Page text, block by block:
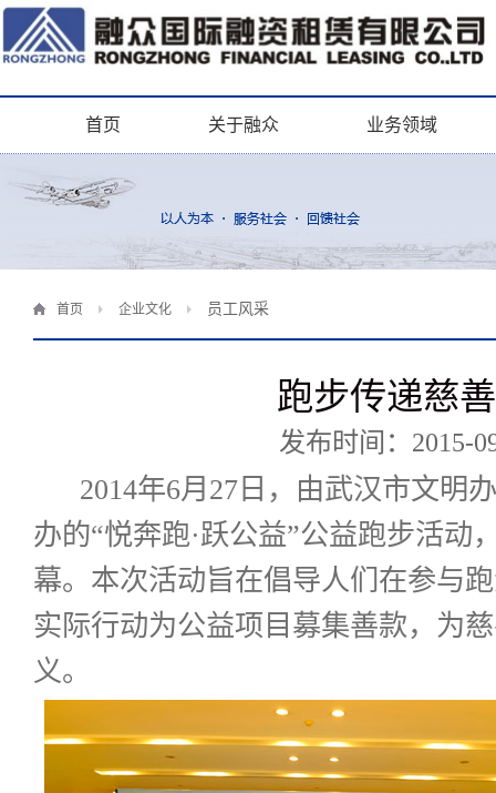
首页 关于融众 业务领域
首页 企业文化 员工风采
跑步传递慈
发布时间：2015-
2014年6月27日，由武汉市文明
办的“悦奔跑·跃公益”公益跑步活动
幕。本次活动旨在倡导人们在参与
实际行动为公益项目募集善款，为
义。